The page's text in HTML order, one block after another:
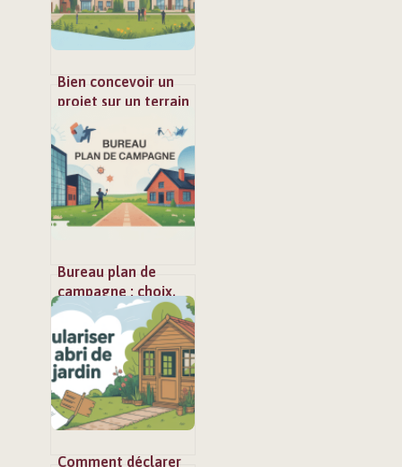
Bien concevoir un
projet sur un terrain
200m2 : prix, plan et
astuces
Bureau plan de
campagne : choix,
services et conseils
pour bien
s’implanter
Comment déclarer